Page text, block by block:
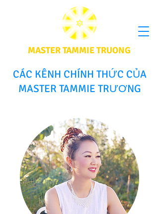
MASTER TAMMIE TRUONG
CÁC KÊNH CHÍNH THỨC CỦA
MASTER TAMMIE TRƯƠNG